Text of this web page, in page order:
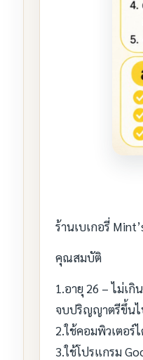
ร้านเบเกอรี่
คุณสมบัติ
1.อายุ 26 – ไม่เ
จบปริญญาตรีขึ้น
2.ใช้คอมพิวเตอร์
3.ใช้โปรแกรม